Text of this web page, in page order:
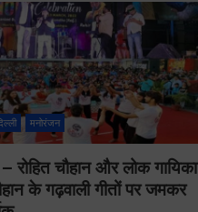
मनोरंजन
– रोहित चौहान और लोक गायिका
के गढ़वाली गीतों पर जमकर
मुख्य सचिव ने
सभी बड़े
प्रोजेक्ट्स का
निर्माण कार्य
नियमित समय पर
पूर्ण किए जाने के